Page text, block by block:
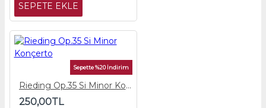
SEPETE EKLE
Sepette %20 İndirim
Rieding Op.35 Si Minor Konçerto
250,00TL